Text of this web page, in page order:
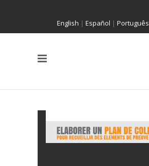
English | Español | Português